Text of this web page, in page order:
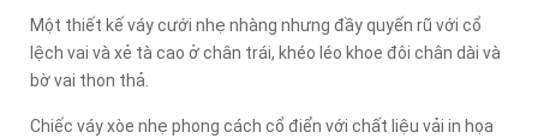
Một thiết kế váy cưới nhẹ nhàng nhưng đầy quyến rũ với cổ
lệch vai và xẻ tà cao ở chân trái, khéo léo khoe đôi chân dài và
bờ vai thon thả.
Chiếc váy xòe nhẹ phong cách cổ điển với chất liệu vải in họa